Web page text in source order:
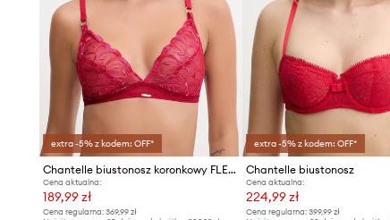
extra -5% z kodem: OFF*
Chantelle biustonosz koronkowy FLEURS
Cena aktualna:
189,99 zł
Cena regularna: 369,99 zł
extra -5% z kodem: OFF*
Chantelle biustonosz
Cena aktualna:
224,99 zł
Cena regularna:399,99 zł